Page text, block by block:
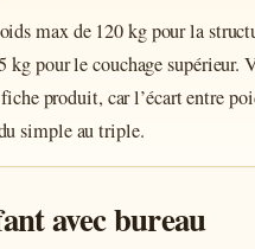
max de 120 kg pour la
pour le couchage supérieur.
produit, car l’écart entre
simple au triple.
avec bureau